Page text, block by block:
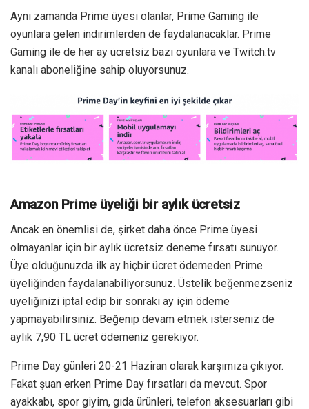
Aynı zamanda Prime üyesi olanlar, Prime Gaming ile
oyunlara gelen indirimlerden de faydalanacaklar. Prime
Gaming ile de her ay ücretsiz bazı oyunlara ve Twitch.tv
kanalı aboneliğine sahip oluyorsunuz.
Amazon Prime üyeliği bir aylık ücretsiz
Ancak en önemlisi de, şirket daha önce Prime üyesi
olmayanlar için bir aylık ücretsiz deneme fırsatı sunuyor.
Üye olduğunuzda ilk ay hiçbir ücret ödemeden Prime
üyeliğinden faydalanabiliyorsunuz. Üstelik beğenmezseniz
üyeliğinizi iptal edip bir sonraki ay için ödeme
yapmayabilirsiniz. Beğenip devam etmek isterseniz de
aylık 7,90 TL ücret ödemeniz gerekiyor.
Prime Day günleri 20-21 Haziran olarak karşımıza çıkıyor.
Fakat şuan erken Prime Day fırsatları da mevcut. Spor
ayakkabı, spor giyim, gıda ürünleri, telefon aksesuarları gibi